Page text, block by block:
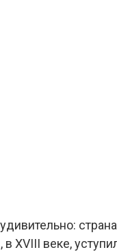
страна
XVIII веке,